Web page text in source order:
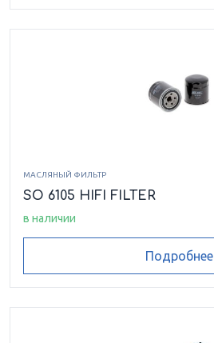
МАСЛЯНЫЙ ФИЛЬТР
SO 6105 HIFI FILTER
в наличии
Подробнее